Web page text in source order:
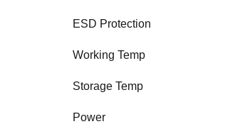
ESD Protection
Working Temp
Storage Temp
Power